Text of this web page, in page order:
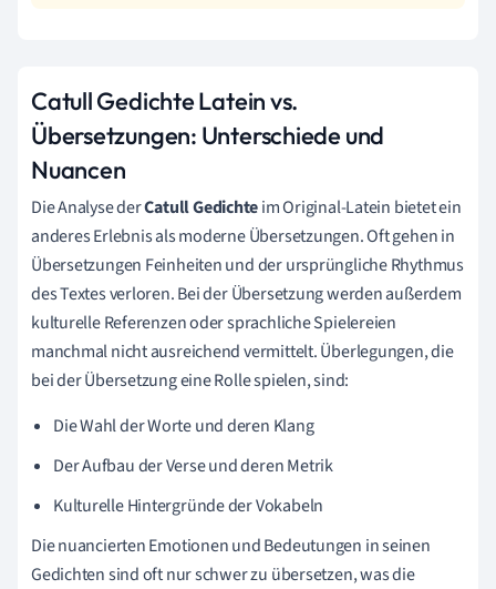
Catull Gedichte Latein vs.
Übersetzungen: Unterschiede und
Nuancen
Die Analyse derCatull Gedichteim Original-Latein bietet ein
anderes Erlebnis als moderne Übersetzungen. Oft gehen in
Übersetzungen Feinheiten und der ursprüngliche Rhythmus
des Textes verloren. Bei der Übersetzung werden außerdem
kulturelle Referenzen oder sprachliche Spielereien
manchmal nicht ausreichend vermittelt. Überlegungen, die
bei der Übersetzung eine Rolle spielen, sind:
Die Wahl der Worte und deren Klang
Der Aufbau der Verse und deren Metrik
Kulturelle Hintergründe der Vokabeln
Die nuancierten Emotionen und Bedeutungen in seinen
Gedichten sind oft nur schwer zu übersetzen, was die